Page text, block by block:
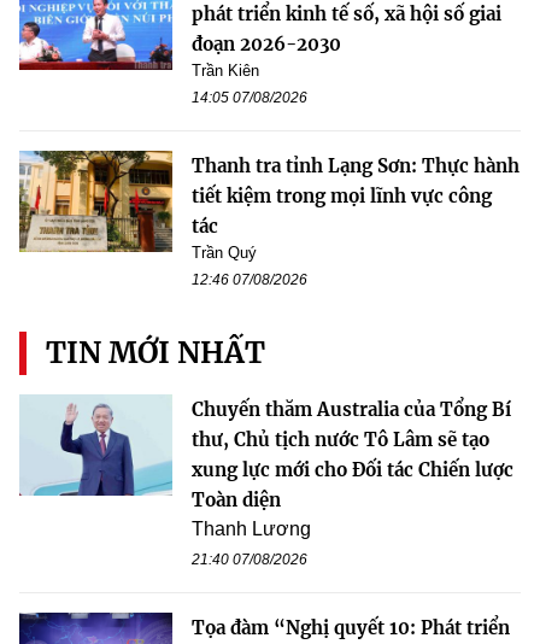
phát triển kinh tế số, xã hội số giai
đoạn 2026-2030
Trần Kiên
14:05 07/08/2026
Thanh tra tỉnh Lạng Sơn: Thực hành
tiết kiệm trong mọi lĩnh vực công
tác
Trần Quý
12:46 07/08/2026
TIN MỚI NHẤT
Chuyến thăm Australia của Tổng Bí
thư, Chủ tịch nước Tô Lâm sẽ tạo
xung lực mới cho Đối tác Chiến lược
Toàn diện
Thanh Lương
21:40 07/08/2026
Tọa đàm “Nghị quyết 10: Phát triển